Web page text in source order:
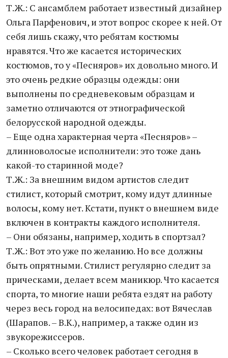
Т.Ж.: С ансамблем работает известный дизайнер
Ольга Парфенович, и этот вопрос скорее к ней. От
себя лишь скажу, что ребятам костюмы
нравятся. Что же касается исторических
костюмов, то у «Песняров» их довольно много. И
это очень редкие образцы одежды: они
выполнены по средневековым образцам и
заметно отличаются от этнографической
белорусской народной одежды.
– Еще одна характерная черта «Песняров» –
длинноволосые исполнители: это тоже дань
какой-то старинной моде?
Т.Ж.: За внешним видом артистов следит
стилист, который смотрит, кому идут длинные
волосы, кому нет. Кстати, пункт о внешнем виде
включен в контракты каждого исполнителя.
– Они обязаны, например, ходить в спортзал?
Т.Ж.: Вот это уже по желанию. Но все должны
быть опрятными. Стилиcт регулярно следит за
прическами, делает всем маникюр. Что касается
спорта, то многие наши ребята ездят на работу
через весь город на велосипедах: вот Вячеслав
(Шарапов. – В.К.), например, а также один из
звукорежиссеров.
– Сколько всего человек работает сегодня в